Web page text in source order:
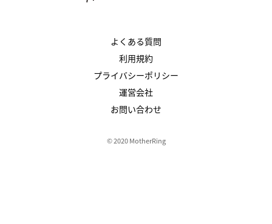
よくある質問
利用規約
プライバシーポリシー
運営会社
お問い合わせ
© 2020 MotherRing